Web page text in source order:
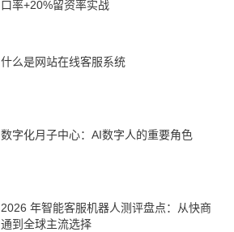
口率+20%留资率实战
什么是网站在线客服系统
数字化月子中心：AI数字人的重要角色
2026 年智能客服机器人测评盘点：从快商
通到全球主流选择